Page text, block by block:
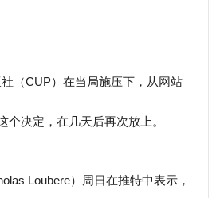
（CUP）在当局施压下，从网站
个决定，在几天后再次放上。
Loubere）周日在推特中表示，